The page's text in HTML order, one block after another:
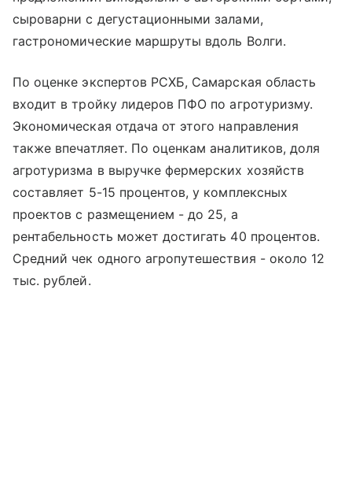
сыроварни с дегустационными залами,
гастрономические маршруты вдоль Волги.
По оценке экспертов РСХБ, Самарская область
входит в тройку лидеров ПФО по агротуризму.
Экономическая отдача от этого направления
также впечатляет. По оценкам аналитиков, доля
агротуризма в выручке фермерских хозяйств
составляет 5-15 процентов, у комплексных
проектов с размещением - до 25, а
рентабельность может достигать 40 процентов.
Средний чек одного агропутешествия - около 12
тыс. рублей.